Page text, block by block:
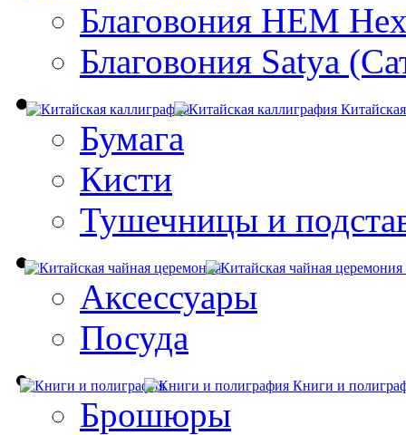
Благовония HEM
Благовония Satya
Бумага
Кисти
Тушечницы и
Аксессуары
Посуда
Книги и
Брошюры